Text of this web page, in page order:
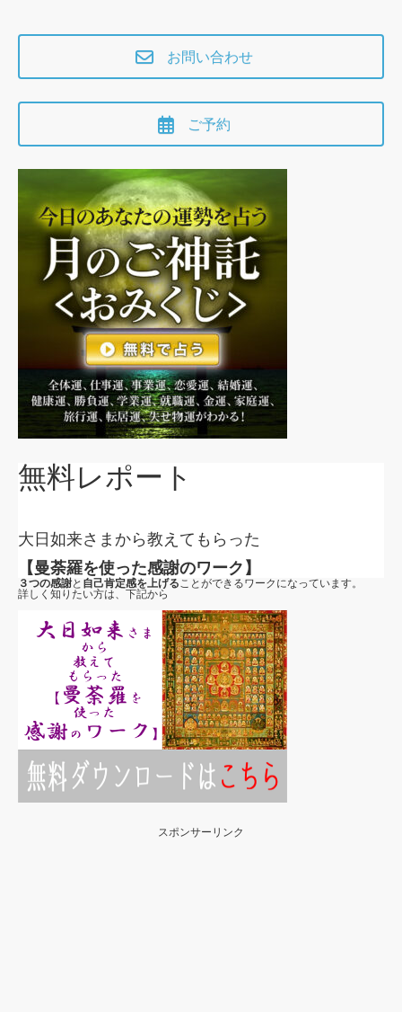
お問い合わせ
ご予約
無料レポート
大日如来さまから教えてもらった
【曼荼羅を使った感謝のワーク】
３つの感謝と 自己肯定感を上げることができるワークになっています。
詳しく知りたい方は、下記から
スポンサーリンク